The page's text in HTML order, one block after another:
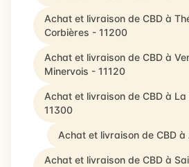
Achat et livraison de CBD à
Corbières - 11200
Achat et livraison de CBD à
Minervois - 11120
Achat et livraison de CBD à
11300
Achat et livraison de CBD à
Achat et livraison de CBD à